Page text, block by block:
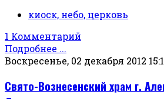
киоск, небо, церковь
1 Комментарий
Подробнее ...
Воскресенье, 02 декабря 2012
Свято-Вознесенский храм г.